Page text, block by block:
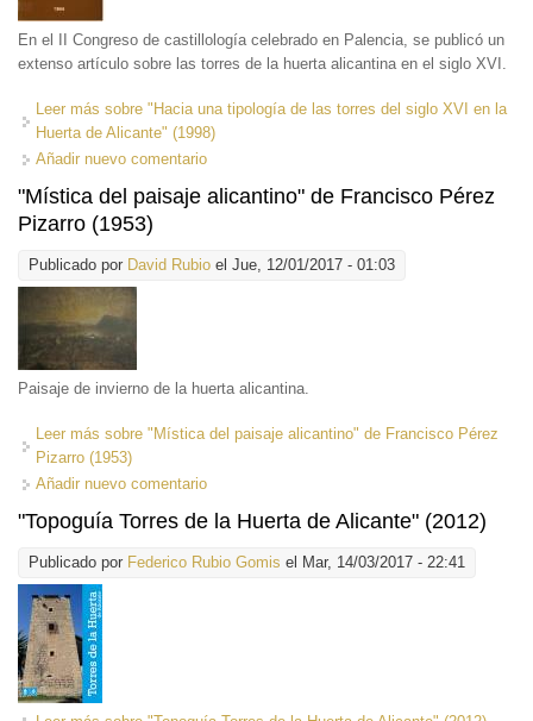
En el II Congreso de castillología celebrado en Palencia, se publicó un
extenso artículo sobre las torres de la huerta alicantina en el siglo XVI.
Leer más sobre "Hacia una tipología de las torres del siglo XVI en la
Huerta de Alicante" (1998)
Añadir nuevo comentario
"Mística del paisaje alicantino" de Francisco Pérez
Pizarro (1953)
Publicado por David Rubio el Jue, 12/01/2017 - 01:03
Paisaje de invierno de la huerta alicantina.
Leer más sobre "Mística del paisaje alicantino" de Francisco Pérez
Pizarro (1953)
Añadir nuevo comentario
"Topoguía Torres de la Huerta de Alicante" (2012)
Publicado por Federico Rubio Gomis el Mar, 14/03/2017 - 22:41